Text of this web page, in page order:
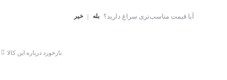
آیا قیمت مناسب‌تری سراغ دارید؟ بله | خیر
بازخورد درباره این کالا